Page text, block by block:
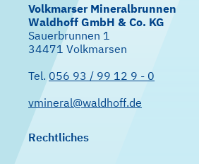
Volkmarser Mineralbrunnen
Waldhoff GmbH & Co. KG
Sauerbrunnen 1
34471 Volkmarsen
Tel.056 93 / 99 12 9 - 0
vmineral@waldhoff.de
Rechtliches